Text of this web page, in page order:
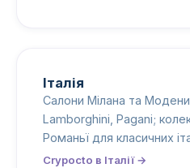
Італія
Салони Мілана та Модени
Lamborghini, Pagani;
Романьї для класичних
Crypocto в Італії →